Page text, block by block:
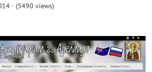
· (5490 views)